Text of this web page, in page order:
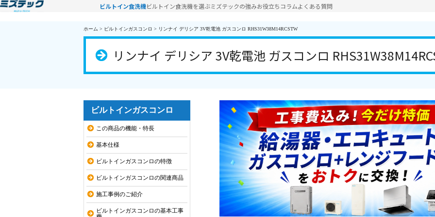
ビルトイン食洗機ビルトイン食洗機を選ぶミズテックの強みお役立ちコラムよくある質問
ホーム > ビルトインガスコンロ > リンナイ デリシア 3V乾電池 ガスコンロ RHS31W38M14RCSTW
リンナイ デリシア 3V乾電池 ガスコンロ
ビルトインガスコンロ
この商品の機能・特長
基本仕様
ビルトインガスコンロの特徴
ビルトインガスコンロの関連商品
施工事例のご紹介
ビルトインガスコンロの基本工事